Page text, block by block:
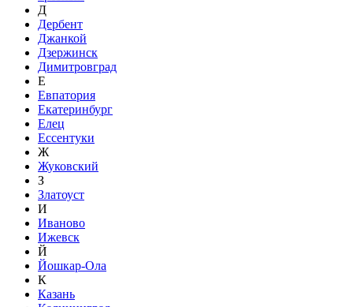
Д
Дербент
Джанкой
Дзержинск
Димитровград
Е
Евпатория
Екатеринбург
Елец
Ессентуки
Ж
Жуковский
З
Златоуст
И
Иваново
Ижевск
Й
Йошкар-Ола
К
Казань